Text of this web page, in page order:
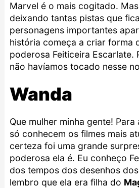
Marvel é o mais cogitado.
deixando tantas pistas que
personagens importantes
história começa a criar forma
poderosa Feiticeira Escarlate.
não havíamos tocado nesse
Wanda
Que mulher minha gente!
só conhecem os filmes mais
certeza foi uma grande
poderosa ela é. Eu conheço
dos tempos dos desenhos dos
lembro que ela era filha do